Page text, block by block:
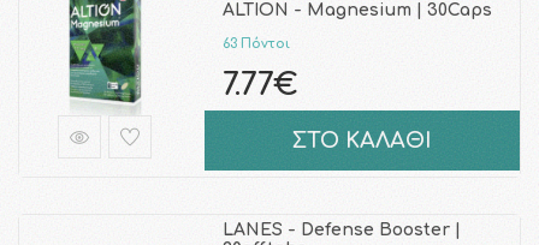
ALTION - Magnesium | 30Caps
63 Πόντοι
7.77€
ΣΤΟ ΚΑΛΑΘΙ
LANES - Defense Booster |